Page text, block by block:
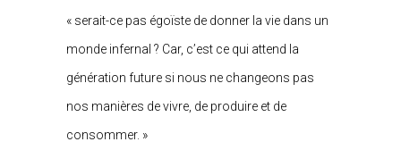
« serait-ce pas égoïste de donner la vie dans un
monde infernal ? Car, c’est ce qui attend la
génération future si nous ne changeons pas
nos manières de vivre, de produire et de
consommer. »